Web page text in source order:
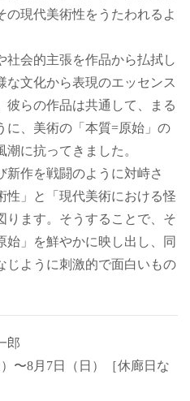
の現代美術性をうたわれるよ
社会的主張を作品から払拭し
文化から表現のエッセンス
彼らの作品は共通して、まる
に、美術の「本質=原始」の
に抗ってきました。
新作を戦闘のように対峙さ
性」と「現代美術における怪
ります。そうすることで、そ
始」を鮮やかに映し出し、同
じように刺激的で面白いもの
郎
〜8月7日（日）［休廊日な